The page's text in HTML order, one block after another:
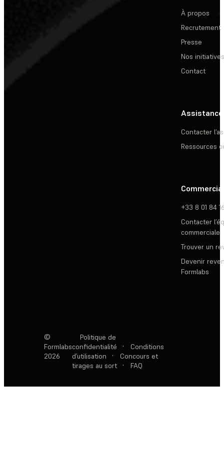
À propos
Recrutement
Presse
Nos initiatives
Contact
Assistance
Contacter
Ressources
Commercial
+33 8 01 84
Contacter
commerciale
Trouver un
Devenir
Formlabs
©
Formlabs
2026
Politique de
confidentialité
·
Conditions
d’utilisation
·
Concours et
tirages au sort
· FAQ